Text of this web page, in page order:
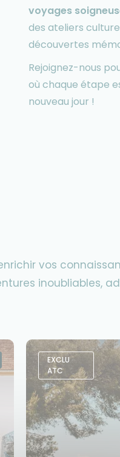
voyages
des ateliers
découvertes
Rejoignez-nous
où chaque étape
nouveau jour !
vos
inoubliables,
EXCLU
ATC